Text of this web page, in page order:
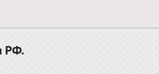
РФ.